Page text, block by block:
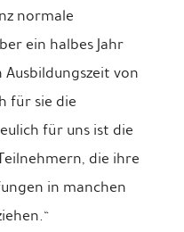
normale
ein halbes Jahr
von
für sie die
für uns ist die
die ihre
in manchen